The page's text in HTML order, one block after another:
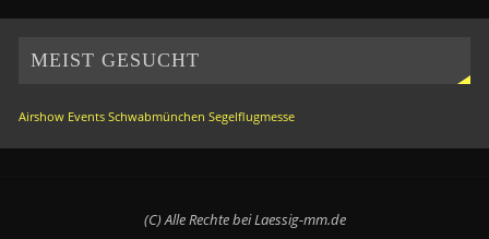
MEIST GESUCHT
Airshow Events Schwabmünchen Segelflugmesse
(C) Alle Rechte bei Laessig-mm.de